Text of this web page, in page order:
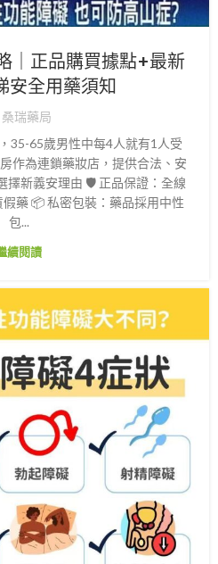
｜正品購買據點+最新
安全用藥須知
桑瑞藥局
35-65歲男性中每4人就有1人受
作為連鎖藥妝店，提供合法、安
擇新義安理由 🛡️ 正品保證：全線
藥 📦 私密包裝：藥品採用中性
包...
續閱讀